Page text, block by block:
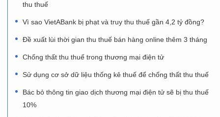
thu thuế
Vì sao VietABank bị phạt và truy thu thuế gần 4,2 tỷ đồng?
Đề xuất lùi thời gian thu thuế bán hàng online thêm 3 tháng
Chống thất thu thuế trong thương mại điện tử
Sử dụng cơ sở dữ liệu thống kê thuế để chống thất thu thuế
Bác bỏ thông tin giao dịch thương mại điện tử sẽ bị thu thuế
10%